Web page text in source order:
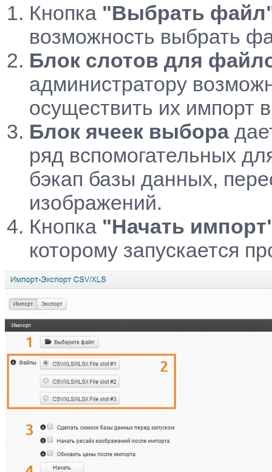
Кнопка "Выбрать
возможность выбрать
Блок слотов для
администратору
осуществить их импорт
Блок ячеек выбора
ряд вспомогательных
бэкап базы данных,
изображений.
Кнопка "Начать
которому запускается